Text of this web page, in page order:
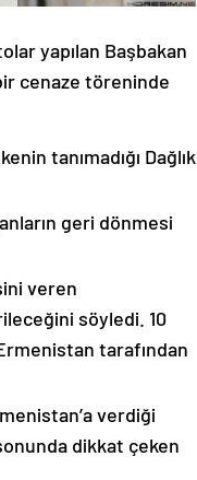
yapılan Başbakan
cenaze töreninde
tanımadığı Dağlık
geri dönmesi
veren
söyledi. 10
tarafından
verdiği
dikkat çeken